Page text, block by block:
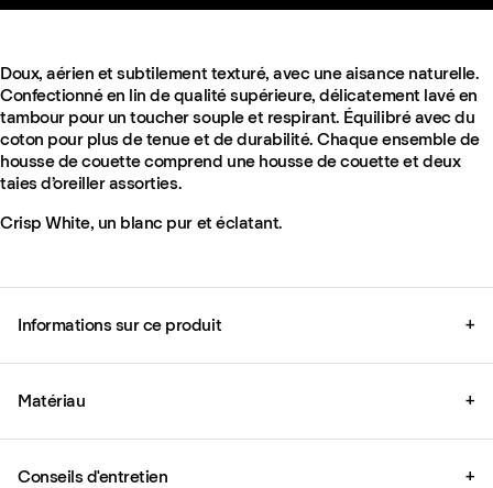
Doux, aérien et subtilement texturé, avec une aisance naturelle.
Confectionné en lin de qualité supérieure, délicatement lavé en
tambour pour un toucher souple et respirant. Équilibré avec du
coton pour plus de tenue et de durabilité. Chaque ensemble de
housse de couette comprend une housse de couette et deux
taies d’oreiller assorties.
Crisp White, un blanc pur et éclatant.
Informations sur ce produit +
Matériau +
Conseils d'entretien +